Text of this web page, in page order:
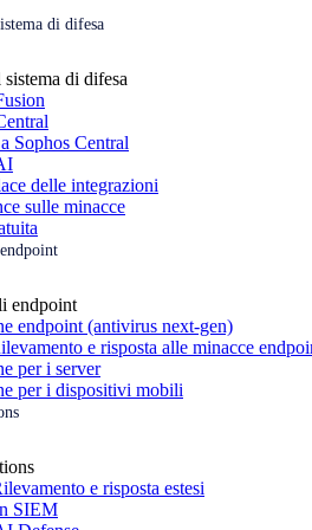
di difesa
di difesa
Sophos Central
delle integrazioni
sulle minacce
endpoint
endpoint (antivirus next-gen)
e risposta alle minacce
per i server
per i dispositivi mobili
e risposta estesi
SIEM